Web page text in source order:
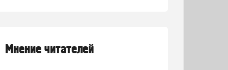
Мнение читателей